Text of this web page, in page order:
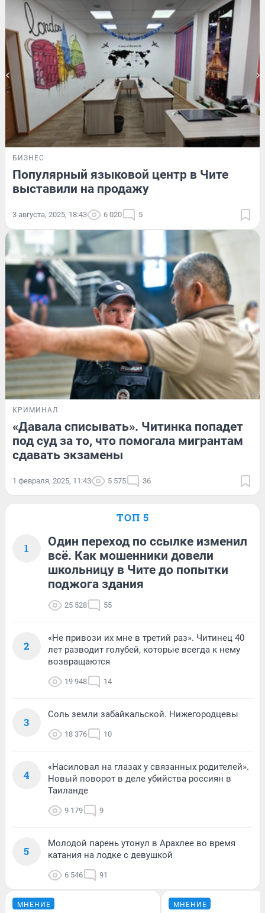
БИЗНЕС
Популярный языковой центр в Чите
выставили на продажу
3 августа, 2025, 18:43 6 020 5
КРИМИНАЛ
«Давала списывать». Читинка попадет
под суд за то, что помогала мигрантам
сдавать экзамены
1 февраля, 2025, 11:43 5 575 36
ТОП 5
1
Один переход по ссылке изменил
всё. Как мошенники довели
школьницу в Чите до попытки
поджога здания
25 528 55
2
«Не привози их мне в третий раз». Читинец 40
лет разводит голубей, которые всегда к нему
возвращаются
19 948 14
3
Соль земли забайкальской. Нижегородцевы
18 376 10
4
«Насиловал на глазах у связанных родителей».
Новый поворот в деле убийства россиян в
Таиланде
9 179 9
5
Молодой парень утонул в Арахлее во время
катания на лодке с девушкой
6 546 91
МНЕНИЕ МНЕНИЕ